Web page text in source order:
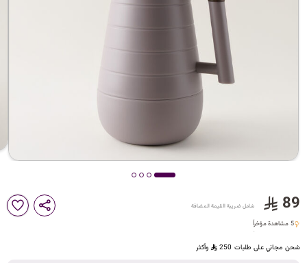
89 شامل ضريبة القيمة المضافة
5 مشاهدة مؤخراً
شحن مجاني على طلبات 250 وأكثر